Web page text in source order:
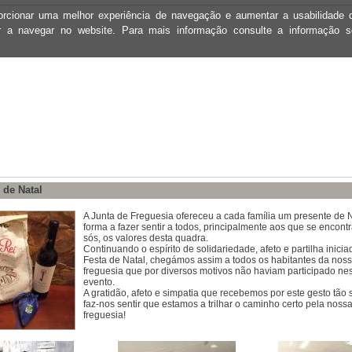
uma melhor experiência de navegação e aumentar a usabilidade
navegar no website. Para mais informação consulte a informação
Natal
A Junta de Freguesia ofereceu a cada família um presente de
forma a fazer sentir a todos, principalmente aos que se
sós, os valores desta quadra.
Continuando o espírito de solidariedade, afeto e partilha
Festa de Natal, chegámos assim a todos os habitantes da
freguesia que por diversos motivos não haviam participado
evento.
A gratidão, afeto e simpatia que recebemos por este gesto tão
faz-nos sentir que estamos a trilhar o caminho certo pela nossa
freguesia!